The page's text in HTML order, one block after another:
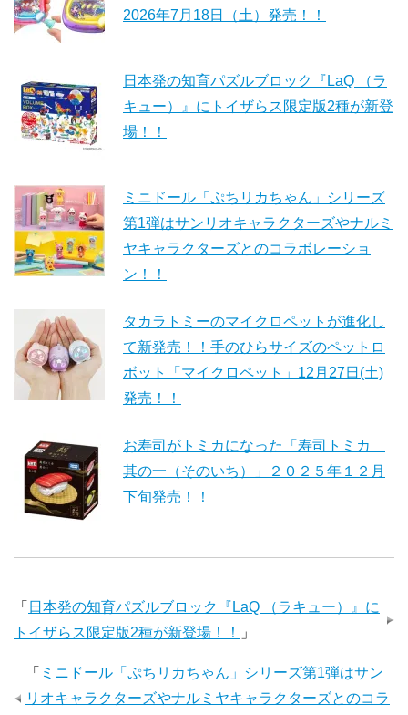
2026年7月18日（土）発売！！
日本発の知育パズルブロック『LaQ （ラ
キュー）』にトイザらス限定版2種が新登
場！！
ミニドール「ぷちリカちゃん」シリーズ
第1弾はサンリオキャラクターズやナルミ
ヤキャラクターズとのコラボレーショ
ン！！
タカラトミーのマイクロペットが進化し
て新発売！！手のひらサイズのペットロ
ボット「マイクロペット」12月27日(土)
発売！！
お寿司がトミカになった「寿司トミカ
其の一（そのいち）」２０２５年１２月
下旬発売！！
「 日本発の知育パズルブロック『LaQ （ラキュー）』に
トイザらス限定版2種が新登場！！
」
「 ミニドール「ぷちリカちゃん」シリーズ第1弾はサン
リオキャラクターズやナルミヤキャラクターズとのコラ